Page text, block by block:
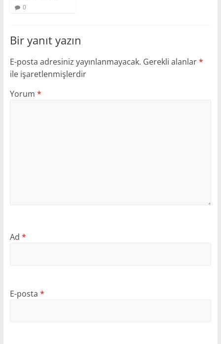
0
Bir yanıt yazın
E-posta adresiniz yayınlanmayacak. Gerekli alanlar*
ile işaretlenmişlerdir
Yorum *
Ad *
E-posta *